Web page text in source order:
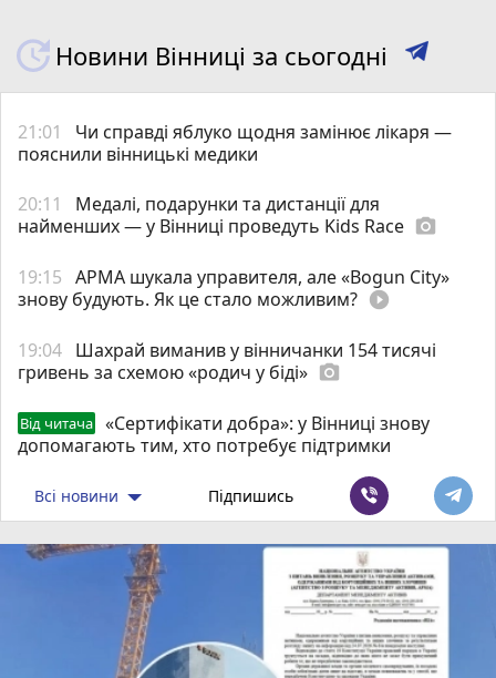
Новини Вінниці за сьогодні
21:01
Чи справді яблуко щодня замінює лікаря —
пояснили вінницькі медики
20:11
Медалі, подарунки та дистанції для
найменших — у Вінниці проведуть Kids Race photo_camera
19:15 АРМА шукала управителя, але «Bogun City»
знову будують. Як це стало можливим? play_circle_filled
19:04 Шахрай виманив у вінничанки 154 тисячі
гривень за схемою «родич у біді» photo_camera
Від читача
«Сертифікати добра»: у Вінниці знову
допомагають тим, хто потребує підтримки
Всі новини Підпишись